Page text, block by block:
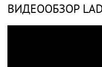
ВИДЕООБЗОР